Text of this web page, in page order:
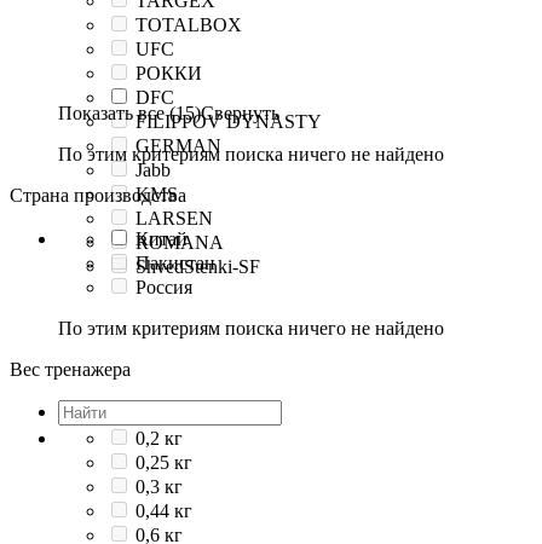
TOTALBOX
UFC
РОККИ
DFC
FILIPPOV DYNASTY
GERMAN
Jabb
KMS
LARSEN
ROMANA
ShvedStenki-SF
Показать все (15)Свернуть
По этим критериям поиска ничего не найдено
Страна производства
Китай
Пакистан
Россия
По этим критериям поиска ничего не найдено
Вес тренажера
0,2 кг
0,25 кг
0,3 кг
0,44 кг
0,6 кг